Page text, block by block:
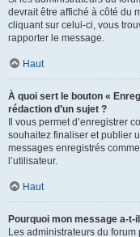
devrait être affiché à côté du
cliquant sur celui-ci, vous
rapporter le message.
Haut
À quoi sert le bouton «
rédaction d’un sujet ?
Il vous permet d’enregistrer
souhaitez finaliser et publier
messages enregistrés
l’utilisateur.
Haut
Pourquoi mon message a-t-
Les administrateurs du